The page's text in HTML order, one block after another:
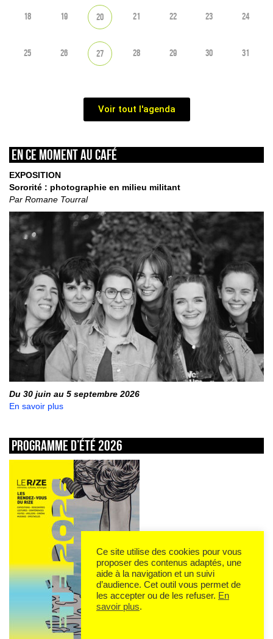
18 19 20 21 22 23 24
25 26 27 28 29 30 31
Voir tout l'agenda
En ce moment au café
EXPOSITION
Sororité : photographie en milieu militant
Par Romane Tourral
Du 30 juin au 5 septembre 2026
En savoir plus
Programme d’été 2026
Ce site utilise des cookies pour vous
proposer des contenus adaptés, une
aide à la navigation et un suivi
d’audience. Cet outil vous permet de
les accepter ou de les refuser. En
savoir plus.